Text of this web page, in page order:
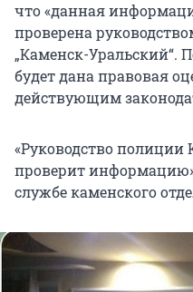
что «данная
проверена
„Каменск-Уральский“.
будет дана правовая
действующим
«Руководство полиции
проверит
службе каменского